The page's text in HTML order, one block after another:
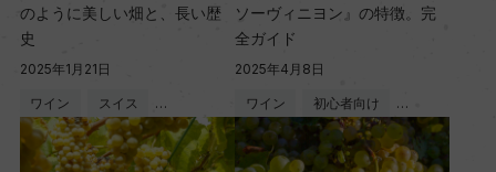
のように美しい畑と、長い歴
史
2025年1月21日
ワイン スイス …
ソーヴィニヨン』の特徴。完
全ガイド
2025年4月8日
ワイン 初心者向け …